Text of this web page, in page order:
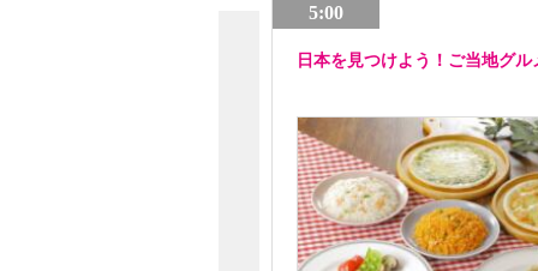
5:00
日本を見つけよう！ご当地グル